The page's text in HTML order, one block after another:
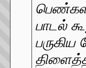
பெண்கள்
பாடல்